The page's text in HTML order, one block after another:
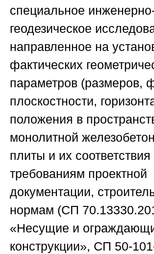
специальное
геодезическое
направленное на
фактических
параметров (размеров,
плоскостности,
положения в
монолитной
плиты и их соответствия
требованиям проектной
документации,
нормам (СП
«Несущие и
конструкции», СП 50-